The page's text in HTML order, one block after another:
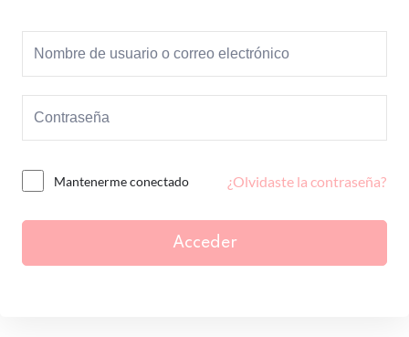
Mantenerme conectado ¿Olvidaste la contraseña?
Acceder